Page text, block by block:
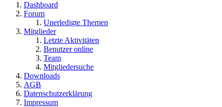
Dashboard
Forum
Unerledigte Themen
Mitglieder
Letzte Aktivitäten
Benutzer online
Team
Mitgliedersuche
Downloads
AGB
Datenschutzerklärung
Impressum